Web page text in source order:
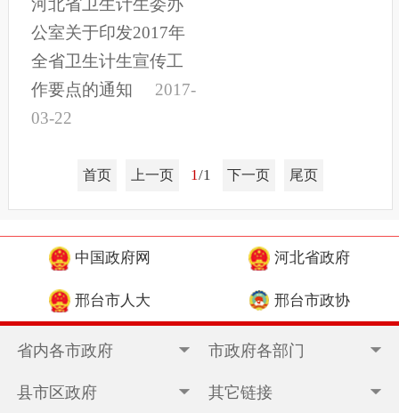
河北省卫生计生委办
公室关于印发2017年
全省卫生计生宣传工
作要点的通知
2017-
03-22
首页 上一页 1/1 下一页 尾页
中国政府网 河北省政府
邢台市人大 邢台市政协
省内各市政府 市政府各部门
县市区政府 其它链接